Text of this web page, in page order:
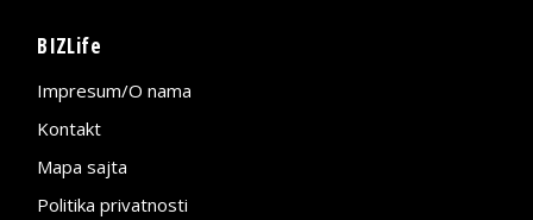
BIZLife
Impresum/O nama
Kontakt
Mapa sajta
Politika privatnosti